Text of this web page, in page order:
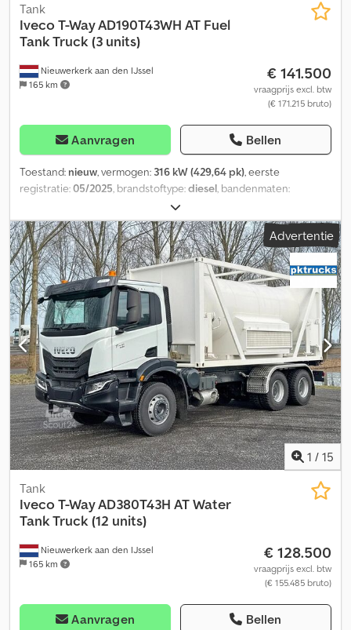
Nieuwerkerk aan den IJssel
165 km
Tank
IvecoT-Way AD190T43WH AT Fuel
Tank Truck (3 units)
€ 141.500
vraagprijs excl. btw
(€ 171.215 bruto)
Aanvragen Bellen
Toestand: nieuw, vermogen: 316 kW (429,64 pk), eerste
registratie:05/2025, brandstoftype:diesel, bandenmaten:
, wielbasis:
diesel, brandstoftankcapaciteit:390 l, kleur:wit,
bestuurderscabine:dagcabine, soort overbrenging:
automatisch, emissieklasse:Euro 3, ophanging:staal, totale
lengte:7.650 mm, totale breedte:2.500 mm, totale hoogte:3.480
mm, laadruimte inhoud:11 m³, Bouwjaar: 2025
, Uitrusting:
airconditioning, = Verdere opties en accessoires = - Bladvering
Dedszq D Tyjpfx Ai Nokr - Windscherm - Aftakas (PTO) = Verdere
informatie = Technische gegevens Aantal cilinders: 6
Motorinhoud: 12.882 cm³ Versnellingsbak Versnellingsbak:
ZF16TX2240TO, automatisch Asconfiguratie Bandenmaat:
14.00R20 Remmen: Trommelremmen Vering: Bladvering Vooras:
Bestuurbaar Gewichten Ledig gewicht: 10.400 kg Laadvermogen:
9.600 kg Toelaatbaar totaal gewicht: 20.000 kg Functioneel Merk
van de opbouw: Ravasini Aantal compartimenten: 1 Pomp: Ja
Slangen: Ja
Advertentie
1 / 15
Nieuwerkerk aan den IJssel
165 km
Tank
IvecoT-Way AD380T43H AT Water
Tank Truck (12 units)
€ 128.500
vraagprijs excl. btw
(€ 155.485 bruto)
Aanvragen Bellen